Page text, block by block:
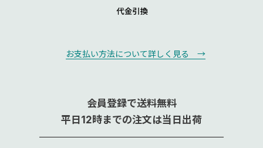
お支払い方法について詳しく見る →
会員登録で送料無料
平日12時までの注文は当日出荷